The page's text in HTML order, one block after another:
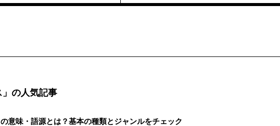
」の人気記事
の意味・語源とは？基本の種類とジャンルをチェック